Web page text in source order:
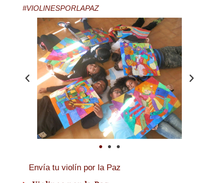
#VIOLINESPORLAPAZ
Envía tu violín por la Paz